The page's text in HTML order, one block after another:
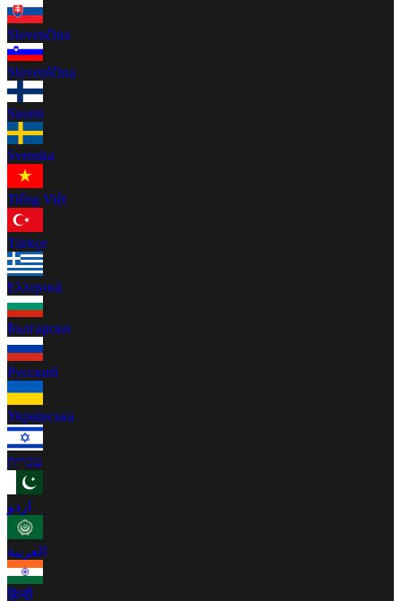
Slovenčina
Slovenščina
Suomi
Svenska
Tiếng Việt
Türkçe
Ελληνικά
Български
Русский
Українська
עברית
اردو
العربية
हिन्दी